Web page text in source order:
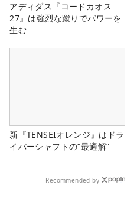
アディダス『コードカオス
27』は強烈な蹴りでパワーを
生む
新『TENSEIオレンジ』はドラ
イバーシャフトの“最適解”
Recommended by